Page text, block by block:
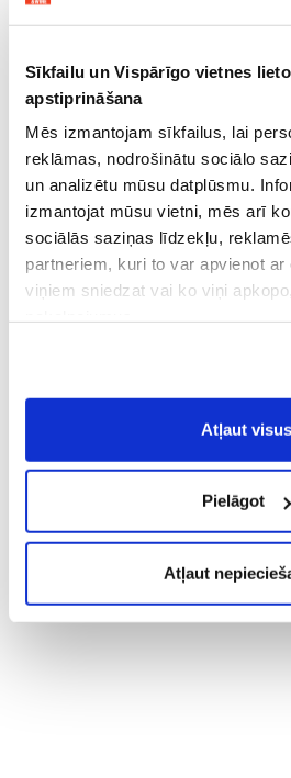
Sīkfailu un Vispārīgo vietnes
apstiprināšana
Mēs izmantojam sīkfailus, lai
reklāmas, nodrošinātu sociālo
un analizētu mūsu datplūsmu.
izmantojat mūsu vietni, mēs arī
sociālās saziņas līdzekļu,
partneriem, kuri to var apvienot
viņiem sniedzat vai ko viņi
Vispārīgiem vietnes
noteikumiem(saīsināti - VVLN).
Atļaut visus
Pielāgot
Atļaut